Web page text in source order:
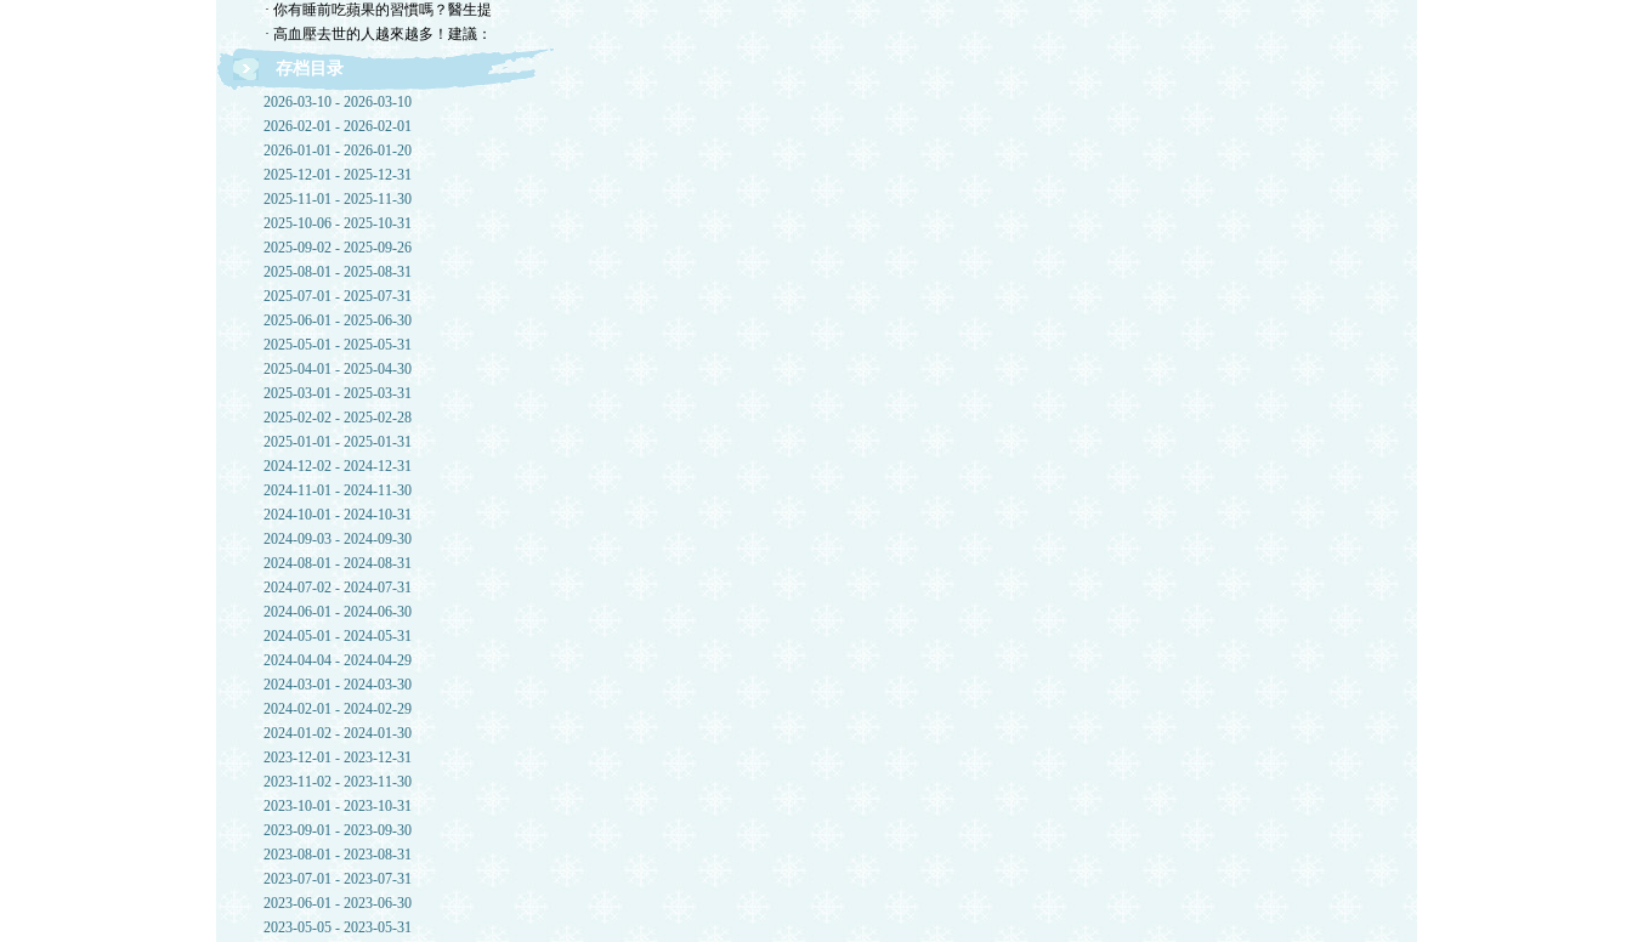
· 你有睡前吃蘋果的習慣嗎？醫生提
· 高血壓去世的人越來越多！建議：
存档目录
2026-03-10 - 2026-03-10
2026-02-01 - 2026-02-01
2026-01-01 - 2026-01-20
2025-12-01 - 2025-12-31
2025-11-01 - 2025-11-30
2025-10-06 - 2025-10-31
2025-09-02 - 2025-09-26
2025-08-01 - 2025-08-31
2025-07-01 - 2025-07-31
2025-06-01 - 2025-06-30
2025-05-01 - 2025-05-31
2025-04-01 - 2025-04-30
2025-03-01 - 2025-03-31
2025-02-02 - 2025-02-28
2025-01-01 - 2025-01-31
2024-12-02 - 2024-12-31
2024-11-01 - 2024-11-30
2024-10-01 - 2024-10-31
2024-09-03 - 2024-09-30
2024-08-01 - 2024-08-31
2024-07-02 - 2024-07-31
2024-06-01 - 2024-06-30
2024-05-01 - 2024-05-31
2024-04-04 - 2024-04-29
2024-03-01 - 2024-03-30
2024-02-01 - 2024-02-29
2024-01-02 - 2024-01-30
2023-12-01 - 2023-12-31
2023-11-02 - 2023-11-30
2023-10-01 - 2023-10-31
2023-09-01 - 2023-09-30
2023-08-01 - 2023-08-31
2023-07-01 - 2023-07-31
2023-06-01 - 2023-06-30
2023-05-05 - 2023-05-31